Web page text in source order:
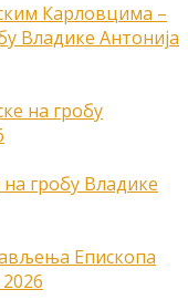
Карловцима –
Владике Антонија
на гробу
гробу Владике
Епископа